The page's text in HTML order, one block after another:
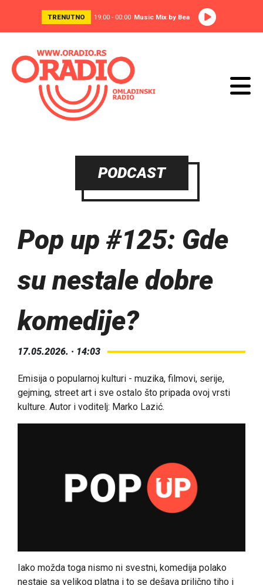
TRENUTNO 19:00 - 00:00 Music Mix by Bea
PODCAST
Pop up #125: Gde
su nestale dobre
komedije?
17.05.2026. · 14:03
Emisija o popularnoj kulturi - muzika, filmovi, serije,
gejming, street art i sve ostalo što pripada ovoj vrsti
kulture. Autor i voditelj: Marko Lazić.
Iako možda toga nismo ni svestni, komedija polako
nestaje sa velikog platna i to se dešava prilično tiho i